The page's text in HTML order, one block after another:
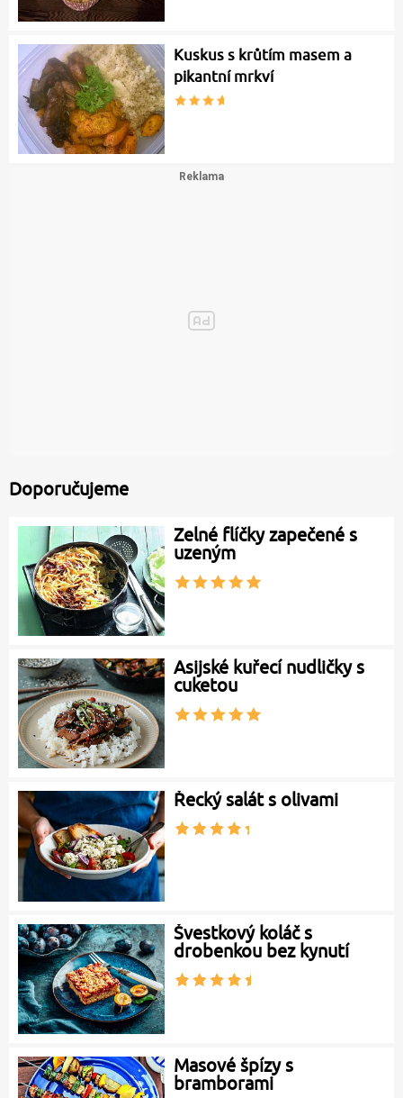
Kuskus s krůtím masem a
pikantní mrkví
Doporučujeme
Zelné flíčky zapečené s
uzeným
Asijské kuřecí nudličky s
cuketou
Řecký salát s olivami
Švestkový koláč s
drobenkou bez kynutí
Masové špízy s
bramborami